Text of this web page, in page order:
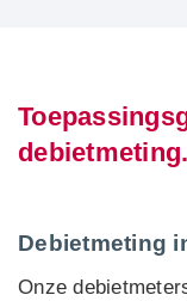
debietmeting.
Debietmeting
Onze